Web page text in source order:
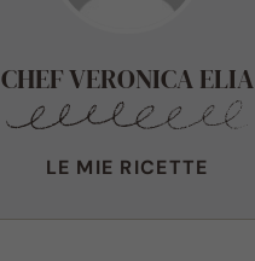
CHEF VERONICA ELIA
LE MIE RICETTE